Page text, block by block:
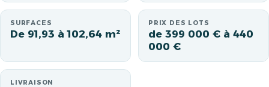
SURFACES
De 91,93 à 102,64 m²
PRIX DES LOTS
de 399 000 € à 440
000 €
LIVRAISON